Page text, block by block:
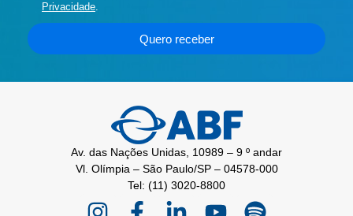
Privacidade.
Quero receber
Av. das Nações Unidas, 10989 – 9 º andar
Vl. Olímpia – São Paulo/SP – 04578-000
Tel: (11) 3020-8800